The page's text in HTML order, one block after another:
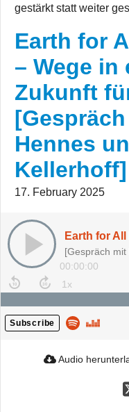
gestärkt statt weiter
Earth for
– Wege in
Zukunft
Hennes
Kellerhoff]
17. February 2025
[Gespräch
00:00:00
Subscribe
Audio